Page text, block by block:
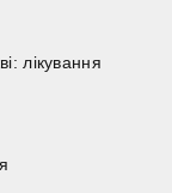
лікування